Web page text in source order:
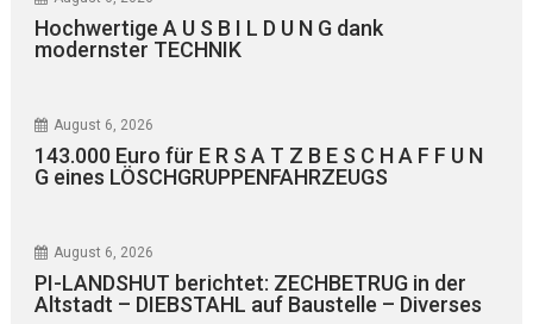
Hochwertige A U S B I L D U N G dank
modernster TECHNIK
August 6, 2026
143.000 Euro für E R S A T Z B E S C H A F F U N
G eines LÖSCHGRUPPENFAHRZEUGS
August 6, 2026
PI-LANDSHUT berichtet: ZECHBETRUG in der
Altstadt – DIEBSTAHL auf Baustelle – Diverses